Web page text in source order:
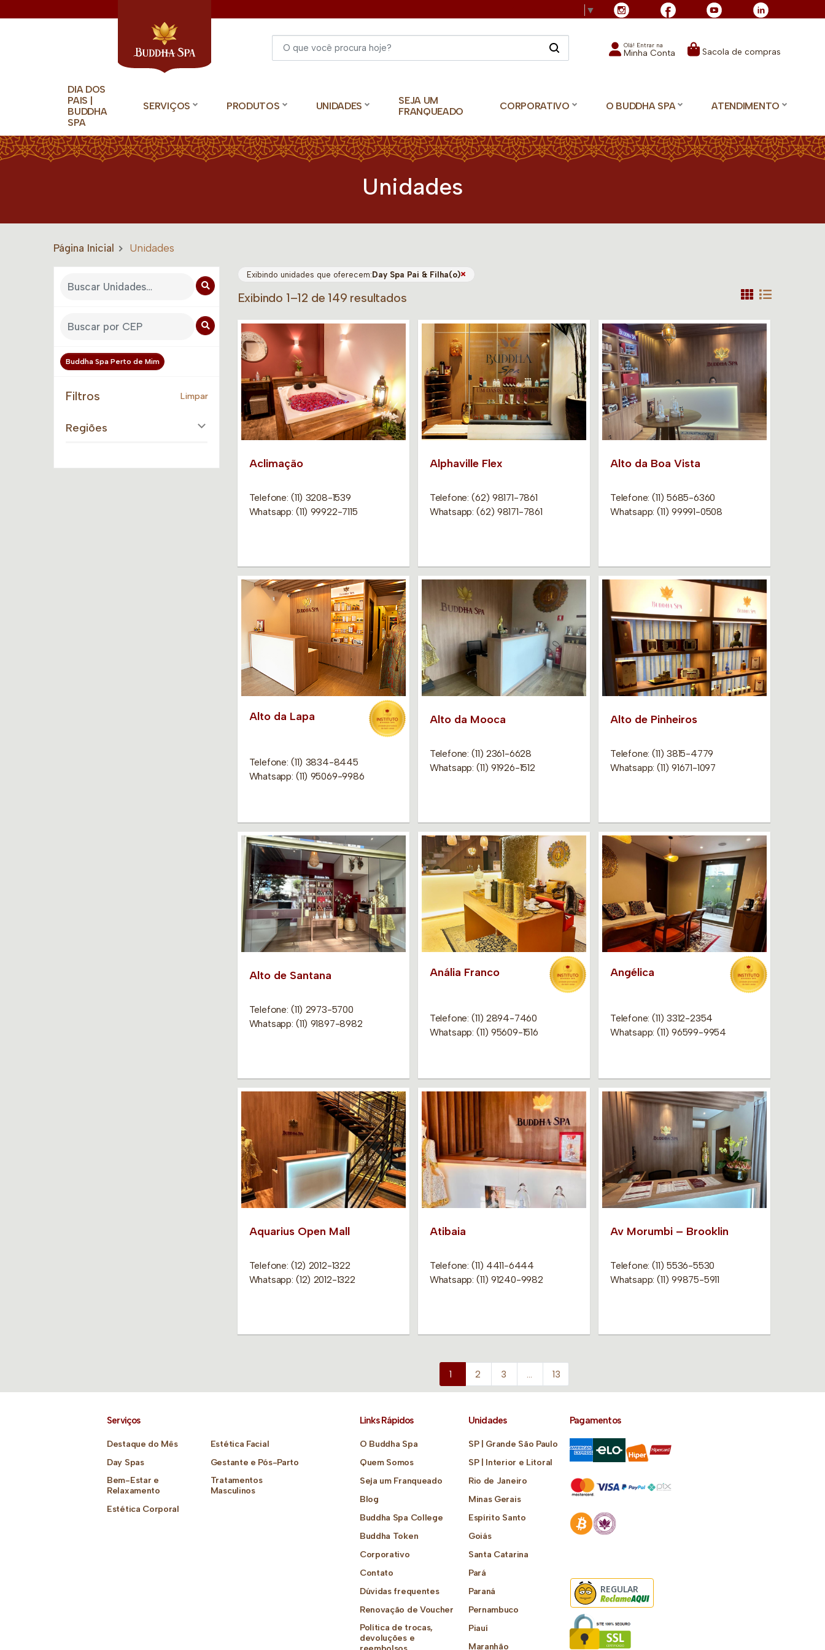
▼
Olá! Entrar na
Minha Conta Sacola de compras
DIA DOS
PAIS |
BUDDHA
SPA
SERVIÇOS PRODUTOS UNIDADES
SEJA UM
FRANQUEADO
CORPORATIVO O BUDDHA SPA ATENDIMENTO
Unidades
Página Inicial Unidades
Buddha Spa Perto de Mim
Filtros Limpar
Regiões
Exibindo unidades que oferecem:Day Spa Pai & Filha(o)×
Exibindo 1–12 de 149 resultados
Aclimação
Telefone: (11) 3208-1539
Whatsapp: (11) 99922-7115
Alphaville Flex
Telefone: (62) 98171-7861
Whatsapp: (62) 98171-7861
Alto da Boa Vista
Telefone: (11) 5685-6360
Whatsapp: (11) 99991-0508
Alto da Lapa
Telefone: (11) 3834-8445
Whatsapp: (11) 95069-9986
Alto da Mooca
Telefone: (11) 2361-6628
Whatsapp: (11) 91926-1512
Alto de Pinheiros
Telefone: (11) 3815-4779
Whatsapp: (11) 91671-1097
Alto de Santana
Telefone: (11) 2973-5700
Whatsapp: (11) 91897-8982
Anália Franco
Telefone: (11) 2894-7460
Whatsapp: (11) 95609-1516
Angélica
Telefone: (11) 3312-2354
Whatsapp: (11) 96599-9954
Aquarius Open Mall
Telefone: (12) 2012-1322
Whatsapp: (12) 2012-1322
Atibaia
Telefone: (11) 4411-6444
Whatsapp: (11) 91240-9982
Av Morumbi – Brooklin
Telefone: (11) 5536-5530
Whatsapp: (11) 99875-5911
1 2 3 13
Serviços
Destaque do Mês
Day Spas
Bem-Estar e
Relaxamento
Estética Corporal
Estética Facial
Gestante e Pós-Parto
Tratamentos
Masculinos
Links Rápidos
O Buddha Spa
Quem Somos
Seja um Franqueado
Blog
Buddha Spa College
Buddha Token
Corporativo
Contato
Dúvidas frequentes
Renovação de Voucher
Política de trocas,
devoluções e
Unidades
SP | Grande São Paulo
SP | Interior e Litoral
Rio de Janeiro
Minas Gerais
Espírito Santo
Goiás
Santa Catarina
Pará
Paraná
Pernambuco
Piauí
Maranhão
Pagamentos
REGULAR